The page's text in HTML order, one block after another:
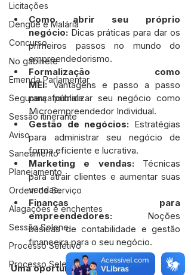
Licitações
Dengue e Malária
Concurso
No gabinete
Emenda Parlamentar
Segurança pública
Sessão itinerante
Aviso
Saneamento
Planejamento
Ordem de Serviço
Alagações e enchentes
Sessão Solene
Processo Seletivo
Processo Seletivo
Como abrir seu próprio
negócio: Dicas práticas para dar os
primeiros passos no mundo do
empreendedorismo.
Formalização como
MEI: Vantagens e passo a passo
para formalizar seu negócio como
Microempreendedor Individual.
Gestão de negócios: Estratégias
para administrar seu negócio de
forma eficiente e lucrativa.
Marketing e vendas: Técnicas
para atrair clientes e aumentar suas
vendas.
Finanças para
empreendedores: Noções
básicas de contabilidade e gestão
financeira para o seu negócio.
Uma oportunidade para você: